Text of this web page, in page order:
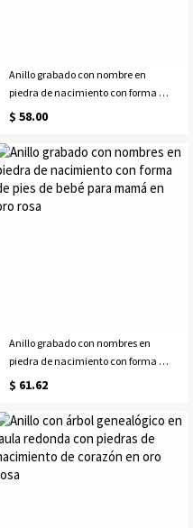
Anillo grabado con nombre en
piedra de nacimiento con forma de
pies de bebé para mamá bañado
$ 58.00
Anillo grabado con nombres en
piedra de nacimiento con forma de
pies de bebé para mamá en oro
$ 61.62